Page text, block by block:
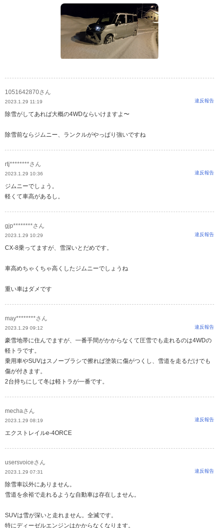
1051642870さん
2023.1.29 11:19 違反報告
除雪がしてあれば大概の4WDならいけますよ〜
除雪前ならジムニー、ランクルがやっぱり強いですね
rtj********さん
2023.1.29 10:36 違反報告
ジムニーでしょう。
軽くて車高があるし。
gjp********さん
2023.1.29 10:29 違反報告
CX-8乗ってますが、雪深いとだめです。
車高めちゃくちゃ高くしたジムニーでしょうね
重い車はダメです
may********さん
2023.1.29 09:12 違反報告
豪雪地帯に住んでますが、一番手間がかからなくて圧雪でも走れるのは4WDの
軽トラです。
乗用車やSUVはスノーブラシで擦れば塗装に傷がつくし、雪道を走るだけでも
傷が付きます。
2台持ちにして冬は軽トラが一番です。
mechaさん
2023.1.29 08:19 違反報告
エクストレイルe-4ORCE
usersvoiceさん
2023.1.29 07:31 違反報告
除雪車以外にありません。
雪道を余裕で走れるような自動車は存在しません。
SUVは雪が深いと走れません。全滅です。
特にディーゼルエンジンはかからなくなります。